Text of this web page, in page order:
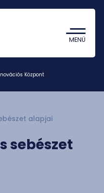
MENÜ
Központ
alapjai
sebészet